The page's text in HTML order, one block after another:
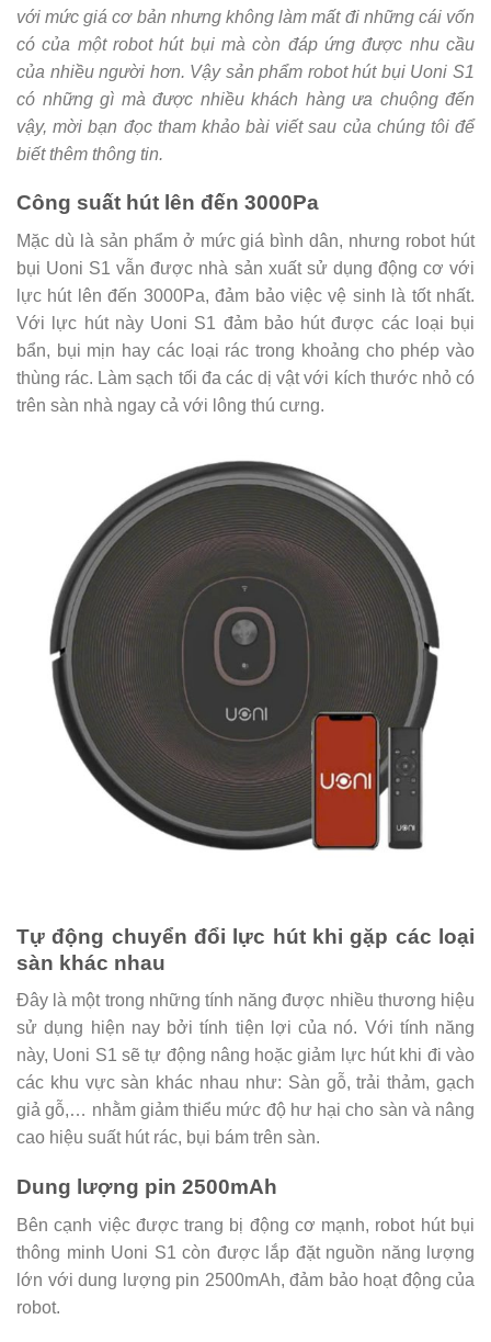
với mức giá cơ bản nhưng không làm mất đi những cái vốn
có của một robot hút bụi mà còn đáp ứng được nhu cầu
của nhiều người hơn. Vậy sản phẩm robot hút bụi Uoni S1
có những gì mà được nhiều khách hàng ưa chuộng đến
vậy, mời bạn đọc tham khảo bài viết sau của chúng tôi để
biết thêm thông tin.
Công suất hút lên đến 3000Pa
Mặc dù là sản phẩm ở mức giá bình dân, nhưng robot hút
bụi Uoni S1 vẫn được nhà sản xuất sử dụng động cơ với
lực hút lên đến 3000Pa, đảm bảo việc vệ sinh là tốt nhất.
Với lực hút này Uoni S1 đảm bảo hút được các loại bụi
bẩn, bụi mịn hay các loại rác trong khoảng cho phép vào
thùng rác. Làm sạch tối đa các dị vật với kích thước nhỏ có
trên sàn nhà ngay cả với lông thú cưng.
Tự động chuyển đổi lực hút khi gặp các loại
sàn khác nhau
Đây là một trong những tính năng được nhiều thương hiệu
sử dụng hiện nay bởi tính tiện lợi của nó. Với tính năng
này, Uoni S1 sẽ tự động nâng hoặc giảm lực hút khi đi vào
các khu vực sàn khác nhau như: Sàn gỗ, trải thảm, gạch
giả gỗ,… nhằm giảm thiểu mức độ hư hại cho sàn và nâng
cao hiệu suất hút rác, bụi bám trên sàn.
Dung lượng pin 2500mAh
Bên cạnh việc được trang bị động cơ mạnh, robot hút bụi
thông minh Uoni S1 còn được lắp đặt nguồn năng lượng
lớn với dung lượng pin 2500mAh, đảm bảo hoạt động của
robot.